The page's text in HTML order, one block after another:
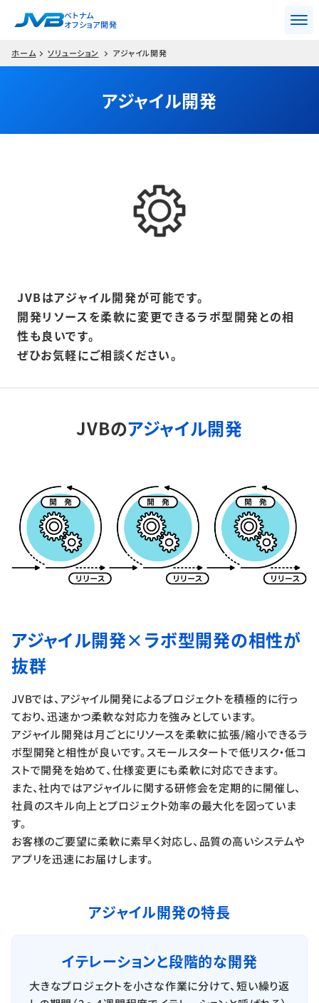
ベトナム
オフショア開発
ホーム ソリューション アジャイル開発
アジャイル開発
JVBはアジャイル開発が可能です。
開発リソースを柔軟に変更できるラボ型開発との相
性も良いです。
ぜひお気軽にご相談ください。
JVBのアジャイル開発
アジャイル開発×ラボ型開発の相性が
抜群
JVBでは、アジャイル開発によるプロジェクトを積極的に行っ
ており、迅速かつ柔軟な対応力を強みとしています。
アジャイル開発は月ごとにリソースを柔軟に拡張/縮小できるラ
ボ型開発と相性が良いです。スモールスタートで低リスク・低コ
ストで開発を始めて、仕様変更にも柔軟に対応できます。
また、社内ではアジャイルに関する研修会を定期的に開催し、
社員のスキル向上とプロジェクト効率の最大化を図っていま
す。
お客様のご要望に柔軟に素早く対応し、品質の高いシステムや
アプリを迅速にお届けします。
アジャイル開発の特長
イテレーションと段階的な開発
大きなプロジェクトを小さな作業に分けて、短い繰り返